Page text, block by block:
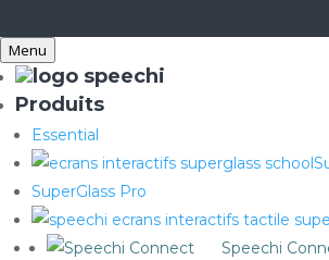
Menu
Produits
Essential
SuperGlass Pro
Speechi